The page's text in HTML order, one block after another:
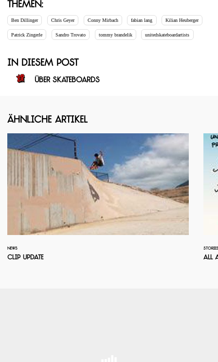
Themen:
Ben Dillinger Chris Geyer Conny Mirbach fabian lang Kilian Heuberger
Patrick Zingerle Sandro Trovato tommy brandelik unitedskateboardartists
In diesem Post
ÜBER Skateboards
Ähnliche Artikel
NEWS
Clip Update All